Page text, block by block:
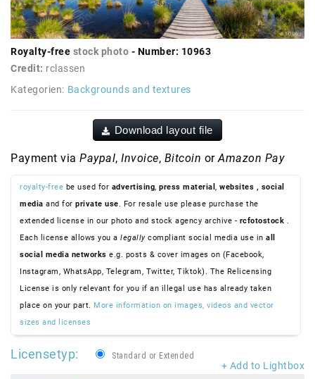
Royalty-free stock photo - Number: 10963
Credit: rclassen
Kategorien: Backgrounds and textures
Download layout file
Payment via Paypal, Invoice, Bitcoin orAmazon Pay
royalty-free be used for advertising, press material , websites , social
media and for private use. For resale use please purchase the
extended license in our photo and stock agency archive - rcfotostock .
Each license allows you a legallycompliant social media use in all
social media networks e.g. posts & cover images on (Facebook,
Instagram, WhatsApp, Telegram, Twitter, Tiktok). The Relicensing
License is only relevant for you if an illegal use has already taken
place on your part. More information on images, videos and vector
sizes and licenses
+ Add to Lightbox
Licensetyp: Standard or Extended